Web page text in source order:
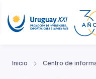
Inicio Centro de